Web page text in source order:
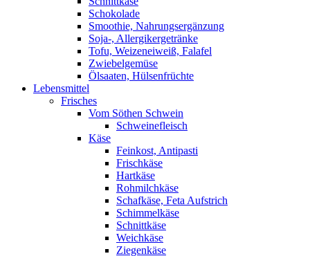
Schokolade
Smoothie, Nahrungsergänzung
Soja-, Allergikergetränke
Tofu, Weizeneiweiß, Falafel
Zwiebelgemüse
Ölsaaten, Hülsenfrüchte
Lebensmittel
Frisches
Vom Söthen Schwein
Schweinefleisch
Käse
Feinkost, Antipasti
Frischkäse
Hartkäse
Rohmilchkäse
Schafkäse, Feta Aufstrich
Schimmelkäse
Schnittkäse
Weichkäse
Ziegenkäse